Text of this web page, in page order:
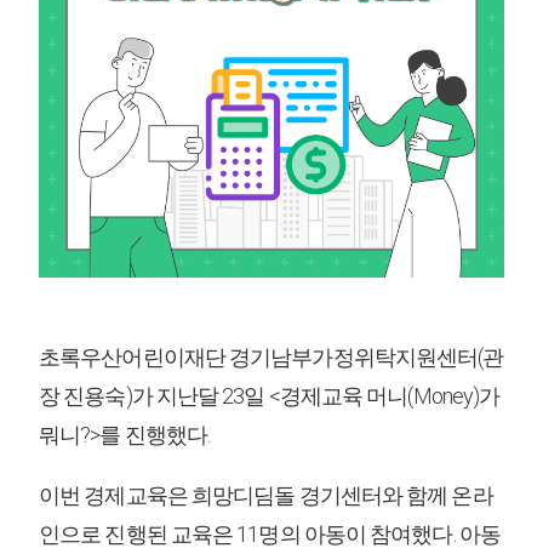
초록우산어린이재단 경기남부가정위탁지원센터(관
장 진용숙)가 지난달 23일 <경제교육 머니(Money)가
뭐니?>를 진행했다.
이번 경제교육은 희망디딤돌 경기센터와 함께 온라
인으로 진행된 교육은 11명의 아동이 참여했다. 아동